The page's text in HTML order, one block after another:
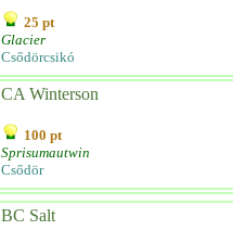
25 pt
Glacier
Csődörcsikó
CA Winterson
100 pt
Sprisumautwin
Csődör
BC Salt